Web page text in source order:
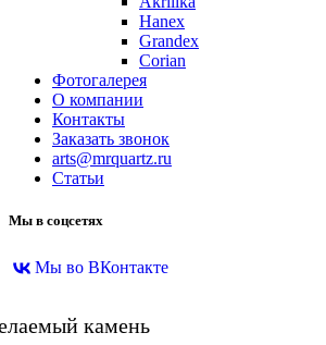
Hanex
Grandex
Corian
Фотогалерея
О компании
Контакты
Заказать звонок
arts@mrquartz.ru
Статьи
Мы в соцсетях
Мы во ВКонтакте
камень